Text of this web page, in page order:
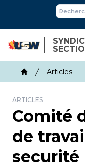
main
content
Home
Articles
ARTICLES
Comité
de
securité